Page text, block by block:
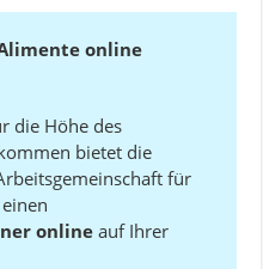
online
die Höhe des
bietet die
für
online auf Ihrer